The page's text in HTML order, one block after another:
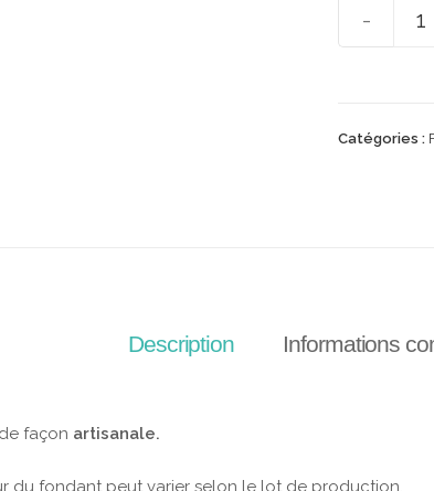
-
Catégories :
Description Informations
façon artisanale.
du fondant peut varier selon le lot de production.